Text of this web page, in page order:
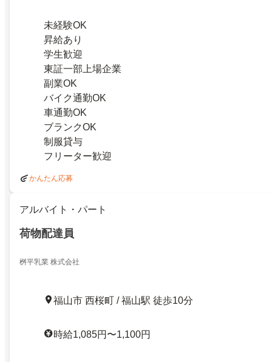
未経験OK
昇給あり
学生歓迎
東証一部上場企業
副業OK
バイク通勤OK
車通勤OK
ブランクOK
制服貸与
フリーター歓迎
かんたん応募
アルバイト・パート
荷物配達員
桝平乳業 株式会社
福山市 西桜町 / 福山駅 徒歩10分
時給1,085円〜1,100円